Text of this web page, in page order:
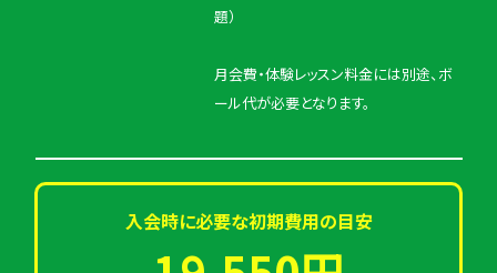
題）
月会費・体験レッスン料金には別途、ボ
ール代が必要となります。
入会時に必要な初期費用の目安